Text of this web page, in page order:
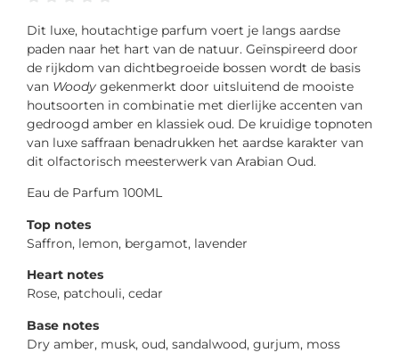
Dit luxe, houtachtige parfum voert je langs aardse
paden naar het hart van de natuur. Geïnspireerd door
de rijkdom van dichtbegroeide bossen wordt de basis
van Woody gekenmerkt door uitsluitend de mooiste
houtsoorten in combinatie met dierlijke accenten van
gedroogd amber en klassiek oud. De kruidige topnoten
van luxe saffraan benadrukken het aardse karakter van
dit olfactorisch meesterwerk van Arabian Oud.
Eau de Parfum 100ML
Top notes
Saffron, lemon, bergamot, lavender
Heart notes
Rose, patchouli, cedar
Base notes
Dry amber, musk, oud, sandalwood, gurjum, moss